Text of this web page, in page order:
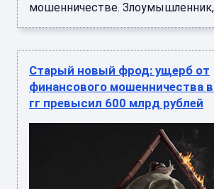
мошенничестве. Злоумышленник,
Старый новый фрод: ущерб от
финансового мошенничества
гг превысил 600 млрд рублей